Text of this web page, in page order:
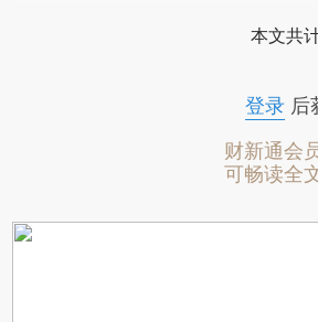
本文共
登录后
财新通会
可畅读全